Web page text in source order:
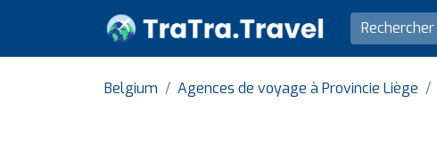
Belgium Agences de voyage à Provincie Liège